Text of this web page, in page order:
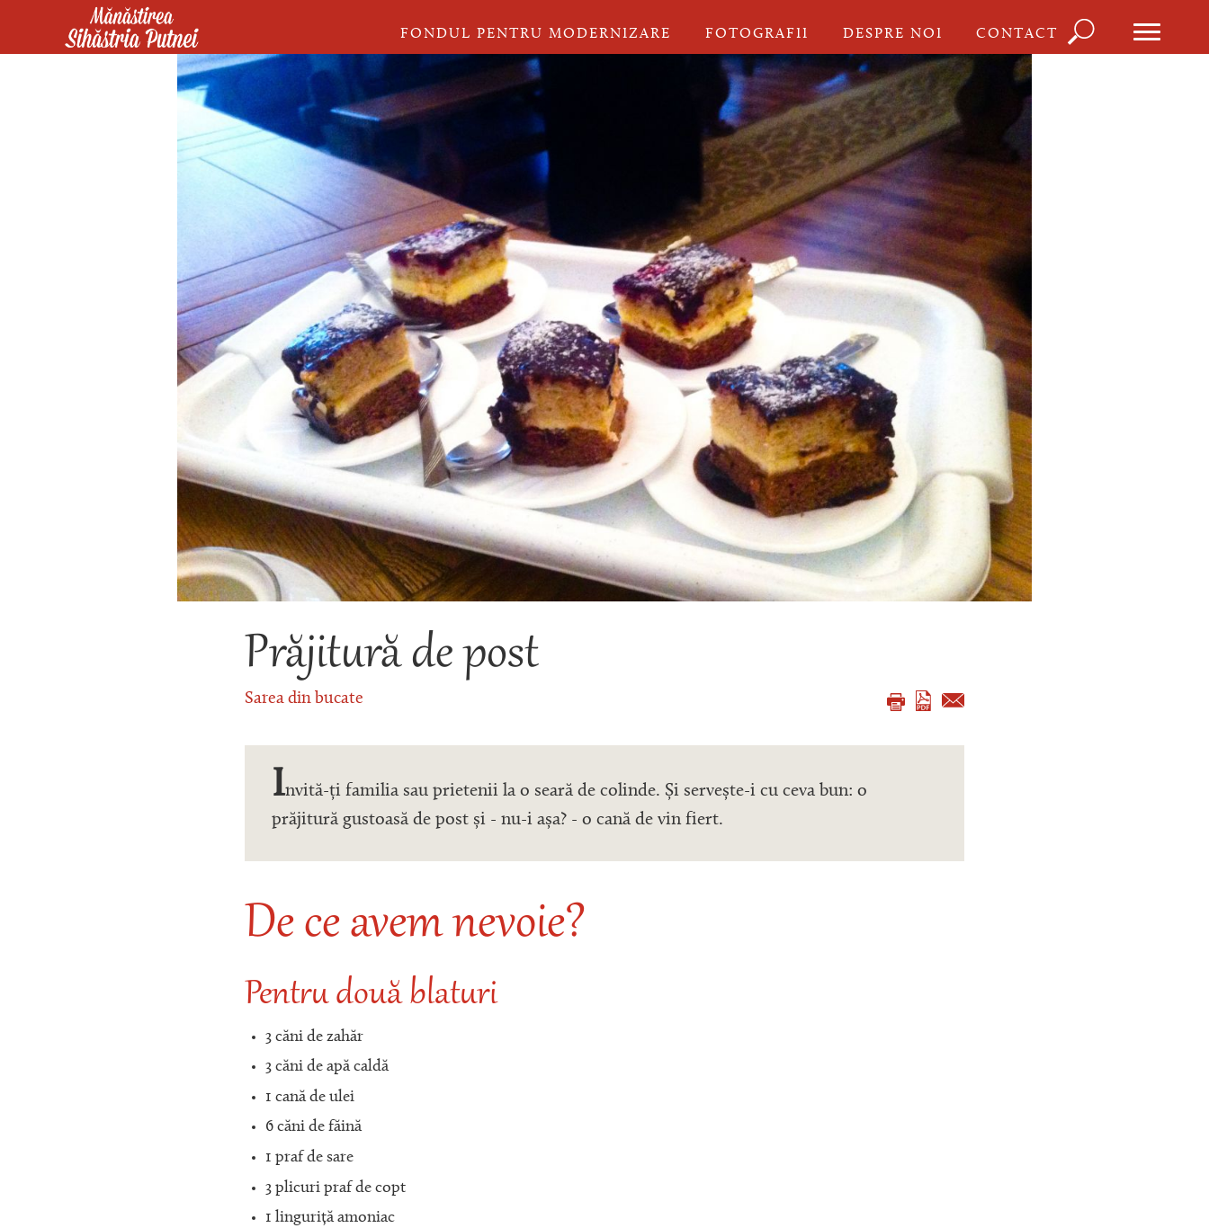
Mergi la conţinutul principal
Mănăstirea Sihăstria Putnei
FONDUL PENTRU MODERNIZARE FOTOGRAFII DESPRE NOI CONTACT
Prăjitură de post
Sarea din bucate
Invită-ți familia sau prietenii la o seară de colinde. Și servește-i cu ceva bun: o
prăjitură gustoasă de post și - nu-i așa? - o cană de vin fiert.
De ce avem nevoie?
Pentru două blaturi
3 căni de zahăr
3 căni de apă caldă
1 cană de ulei
6 căni de făină
1 praf de sare
3 plicuri praf de copt
1 linguriță amoniac